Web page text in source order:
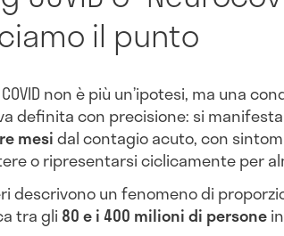
il punto
non è più un’ipotesi, ma una
definita con precisione: si
mesidal contagio acuto, con
o ripresentarsi ciclicamente per
descrivono un fenomeno di
tra gli 80 e i 400 milioni di persone